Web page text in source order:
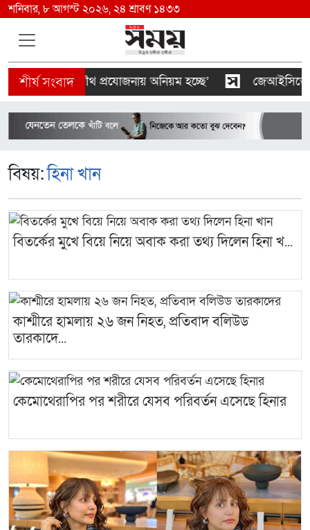
শনিবার, ৮ আগস্ট ২০২৬, ২৪ শ্রাবণ ১৪৩৩
মালিকদের যৌথ প্রযোজনায় অনিয়ম হচ্ছে’ জেআইসিতে
বিষয়:হিনা খান
বিতর্কের মুখে বিয়ে নিয়ে অবাক করা তথ্য দিলেন হিনা খ...
কাশ্মীরে হামলায় ২৬ জন নিহত, প্রতিবাদ বলিউড
তারকাদে...
কেমোথেরাপির পর শরীরে যেসব পরিবর্তন এসেছে হিনার